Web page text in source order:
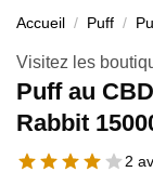
Accueil / Puff /
Visitez les
Puff au
Rabbit
2